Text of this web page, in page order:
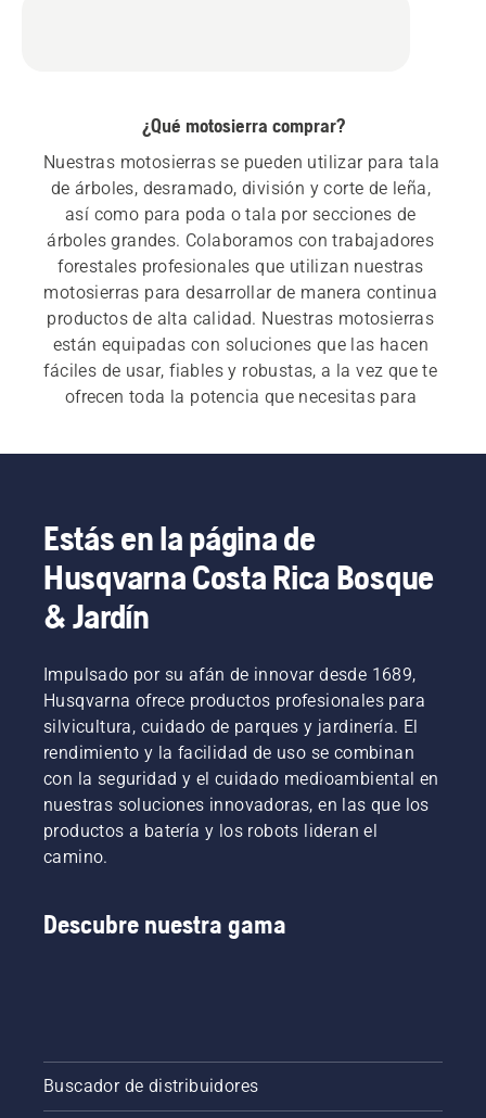
¿Qué motosierra comprar?
Nuestras motosierras se pueden utilizar para tala
de árboles, desramado, división y corte de leña,
así como para poda o tala por secciones de
árboles grandes. Colaboramos con trabajadores
forestales profesionales que utilizan nuestras
motosierras para desarrollar de manera continua
productos de alta calidad. Nuestras motosierras
están equipadas con soluciones que las hacen
fáciles de usar, fiables y robustas, a la vez que te
ofrecen toda la potencia que necesitas para
momento.
batería como para las motosierras a gasolina
esencial un arranque rápido y fácil. Cada
motosierra se pone en marcha con solo pulsar un
botón o tirando fácilmente de un cable a fin de
satisfacer las necesidades del cliente.  Nuestra
profesionales y motosierras para arboricultura
Estás en la página de
Husqvarna Costa Rica Bosque
& Jardín
Impulsado por su afán de innovar desde 1689,
Husqvarna ofrece productos profesionales para
silvicultura, cuidado de parques y jardinería. El
rendimiento y la facilidad de uso se combinan
con la seguridad y el cuidado medioambiental en
nuestras soluciones innovadoras, en las que los
productos a batería y los robots lideran el
camino.
Descubre nuestra gama
Buscador de distribuidores